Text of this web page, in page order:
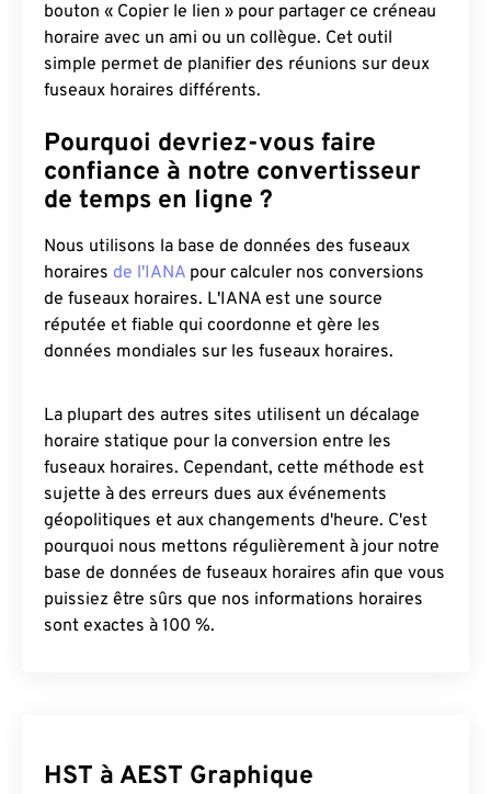
bouton « Copier le lien » pour partager ce créneau
horaire avec un ami ou un collègue. Cet outil
simple permet de planifier des réunions sur deux
fuseaux horaires différents.
Pourquoi devriez-vous faire
confiance à notre convertisseur
de temps en ligne ?
Nous utilisons la base de données des fuseaux
horaires de l'IANA pour calculer nos conversions
de fuseaux horaires. L'IANA est une source
réputée et fiable qui coordonne et gère les
données mondiales sur les fuseaux horaires.
La plupart des autres sites utilisent un décalage
horaire statique pour la conversion entre les
fuseaux horaires. Cependant, cette méthode est
sujette à des erreurs dues aux événements
géopolitiques et aux changements d'heure. C'est
pourquoi nous mettons régulièrement à jour notre
base de données de fuseaux horaires afin que vous
puissiez être sûrs que nos informations horaires
sont exactes à 100 %.
HST à AEST Graphique